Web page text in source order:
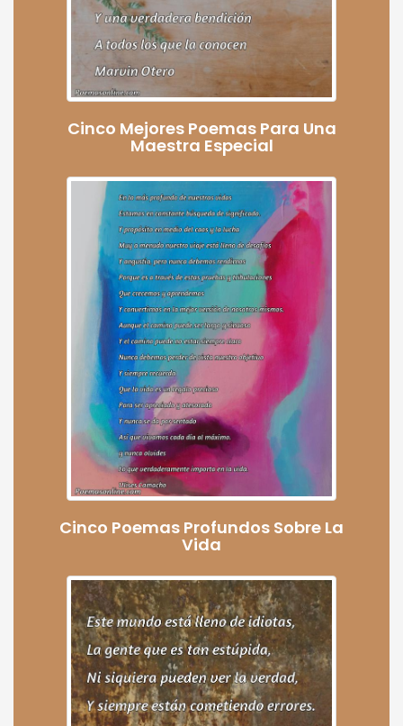
Cinco Mejores Poemas Para Una
Maestra Especial
Cinco Poemas Profundos Sobre La
Vida